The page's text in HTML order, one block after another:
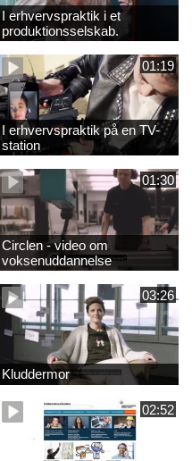
I erhvervspraktik i et
produktionsselskab.
01:19
I erhvervspraktik på en TV-
station
01:30
Circlen - video om
voksenuddannelse
03:26
Kluddermor
02:52